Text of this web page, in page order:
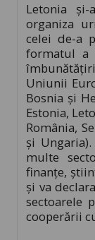
Letonia
organiza
celei de-a
formatul a
Uniunii
Bosnia și
Estonia,
România,
și Ungaria).
multe
finanțe,
și va declara
sectoarele
cooperării